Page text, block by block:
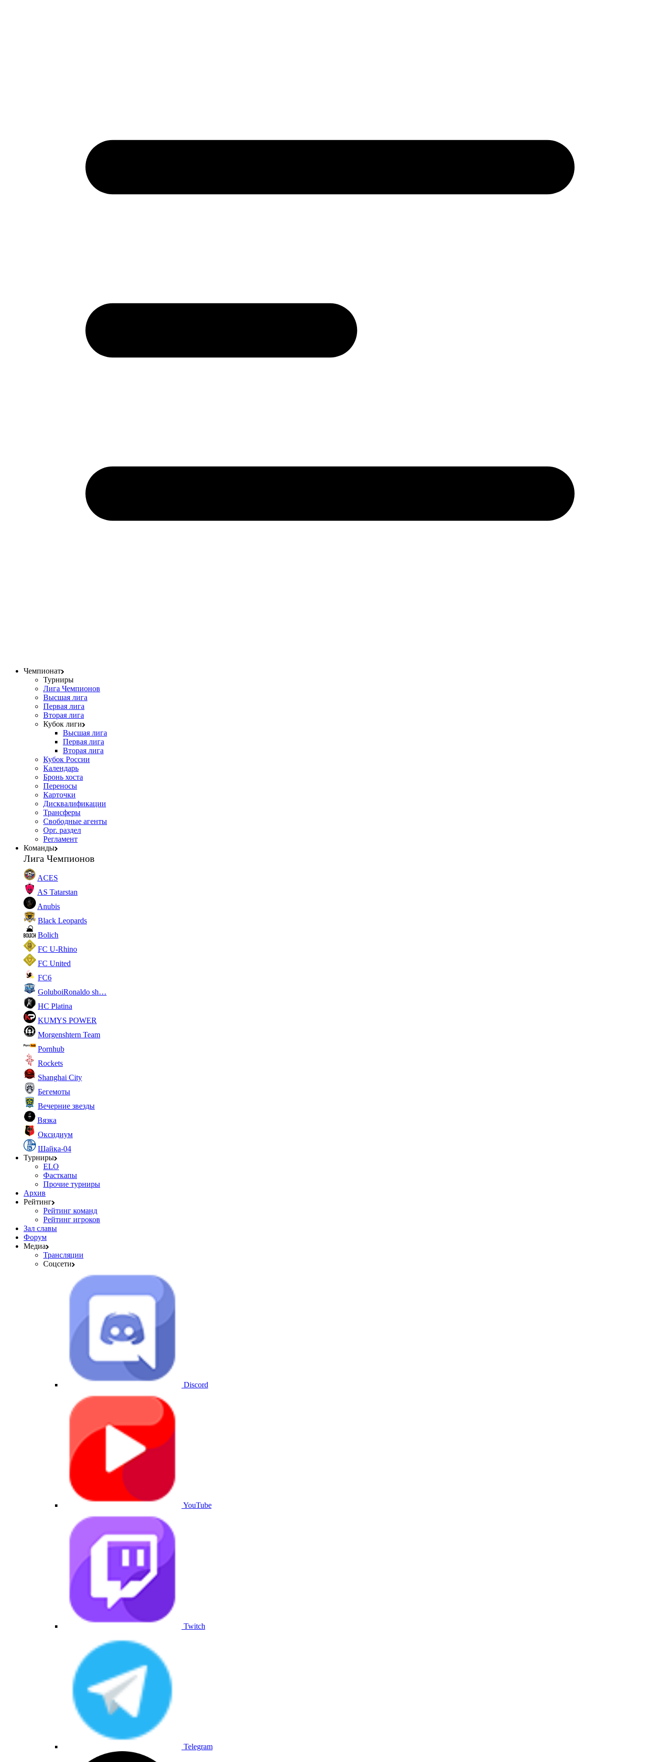
Чемпионат
Турниры
Лига Чемпионов
Высшая лига
Первая лига
Вторая лига
Кубок лиги
Высшая лига
Первая лига
Вторая лига
Кубок России
Календарь
Бронь хоста
Переносы
Карточки
Дисквалификации
Трансферы
Свободные агенты
Орг. раздел
Регламент
Команды
Лига Чемпионов
ACES
AS Tatarstan
Anubis
Black Leopards
Bolich
FC U-Rhino
FC United
FC6
GoluboiRonaldo sh…
HC Platina
KUMYS POWER
Morgenshtern Team
Pornhub
Rockets
Shanghai City
Бегемоты
Вечерние звезды
Вязка
Оксидиум
Шайка-04
Турниры
ELO
Фасткапы
Прочие турниры
Архив
Рейтинг
Рейтинг команд
Рейтинг игроков
Зал славы
Форум
Медиа
Трансляции
Соцсети
Discord
YouTube
Twitch
Telegram